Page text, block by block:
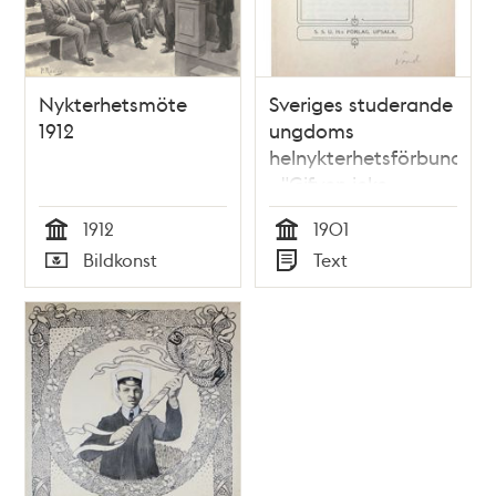
Nykterhetsmöte
1912
Tid
1912
Typ
Bildkonst
Sveriges studerande
ungdoms
helnykterhetsförbund
- "Gifven icke
barnen alkohol"
1901
Tid
1901
Typ
Text